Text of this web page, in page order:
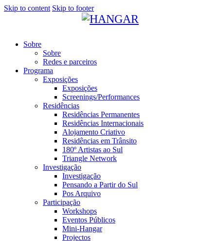
Skip to content Skip to footer
Sobre
Sobre
Redes e parceiros
Programa
Exposições
Exposições
Screenings/Performances
Residências
Residências Permanentes
Residências Internacionais
Alojamento Criativo
Residências em Trânsito
180º Artistas ao Sul
Triangle Network
Investigação
Investigação
Pensando a Partir do Sul
Pos Arquivo
Participação
Workshops
Eventos Públicos
Mini-Hangar
Projectos